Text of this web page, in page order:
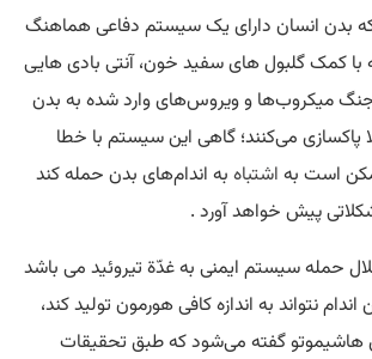
بدن انسان دارای یک سیستم دفاعی هماهنگ
با کمک گلبول‌ های سفید خون، آنتی‌ بادی‌ هایی
جنگ میکروب‌ها و ویروس‌های وارد شده به بدن
پاکسازی می‌کنند؛ گاهی این سیستم با خطا
است به اشتباه به اندام‌های بدن حمله کند
پیش خواهد آورد .
حمله سیستم ایمنی به غدّة تیروئید می باشد
نتواند به اندازه کافی هورمون تولید کند،
هاشیموتو گفته می‌شود که طبق تحقیقات